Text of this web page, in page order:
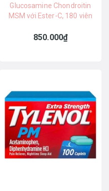
Glucosamine Chondroitin
MSM với Ester-C, 180 viên
850.000₫